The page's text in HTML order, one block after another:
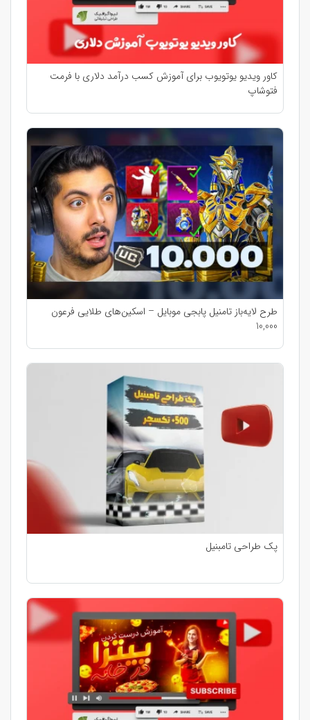
کاور ویدیو یوتویوب برای آموزش کسب درآمد دلاری با فرمت
فتوشاپ
طرح لایه‌باز تامنیل پابجی موبایل – اسکین‌های طلایی فرعون
10,000
پک طراحی تامبنیل